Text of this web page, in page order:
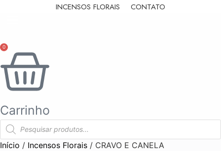
INCENSOS FLORAIS
CONTATO
0
Carrinho
Pesquisar
produtos
Início / Incensos Florais / CRAVO E CANELA